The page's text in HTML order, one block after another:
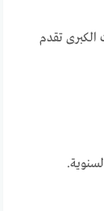
الكبرى تقدم